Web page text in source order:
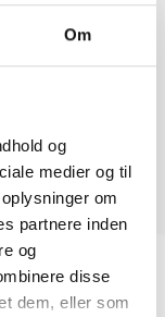
Om
og
medier og til
om
partnere inden
og
disse
dem, eller som
isoleringsevne,
sikrer et
er fremstillet af
og
beskyttelse